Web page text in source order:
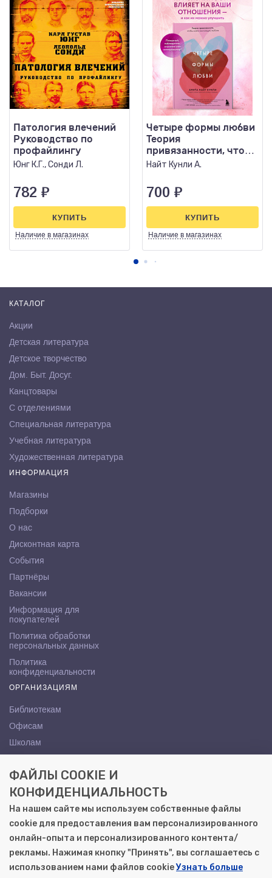
Патология влечений
Руководство по
профайлингу
Юнг К.Г., Сонди Л.
782 ₽
Наличие в магазинах
КУПИТЬ
Четыре формы любви
Теория
привязанности, чтобы
найти настоящую
Найт Кунли А.
700 ₽
Наличие в магазинах
КУПИТЬ
КАТАЛОГ
Акции
Детская литература
Детское творчество
Дом. Быт. Досуг.
Канцтовары
С отделениями
Специальная литература
Учебная литература
Художественная литература
ИНФОРМАЦИЯ
Магазины
Подборки
О нас
Дисконтная карта
События
Партнёры
Вакансии
Информация для
покупателей
Политика обработки
персональных данных
Политика
конфиденциальности
ОРГАНИЗАЦИЯМ
Библиотекам
Офисам
Школам
КОНТАКТЫ
Саратов, ул. Осипова, 10А
+7 (8452) 72-65-65
gemera@moya-kniga.ru
ФАЙЛЫ COOKIE И
КОНФИДЕНЦИАЛЬНОСТЬ
На нашем сайте мы используем собственные файлы
cookie для предоставления вам персонализированного
онлайн-опыта и персонализированного контента/
рекламы. Нажимая кнопку "Принять", вы соглашаетесь с
использованием нами файлов cookieУзнать больше